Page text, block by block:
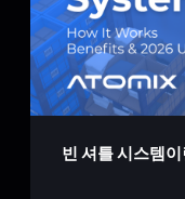
빈 셔틀 시스템